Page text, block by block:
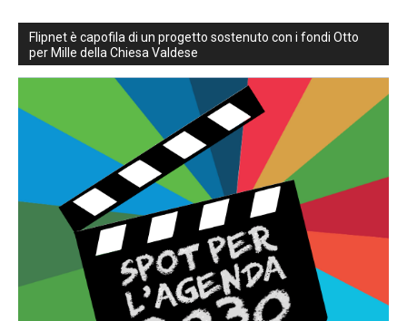
Flipnet è capofila di un progetto sostenuto con i fondi Otto
per Mille della Chiesa Valdese